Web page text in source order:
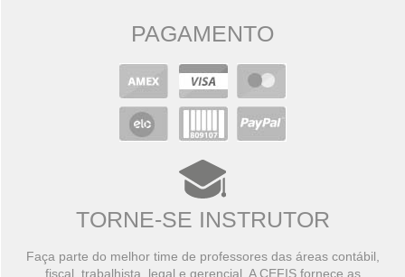
PAGAMENTO
TORNE-SE INSTRUTOR
Faça parte do melhor time de professores das áreas contábil,
fiscal, trabalhista, legal e gerencial. A CEFIS fornece as